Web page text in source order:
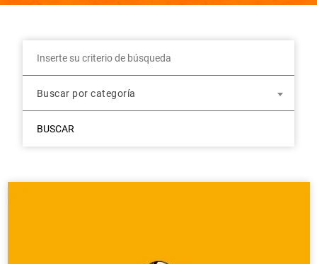
Buscar por categoría
BUSCAR